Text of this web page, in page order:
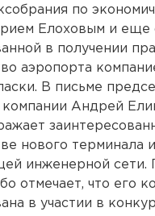
по
Елоховым и еще
в получении
аэропорта
В письме
Андрей
нового терминала
инженерной сети.
отмечает, что его
в участии в